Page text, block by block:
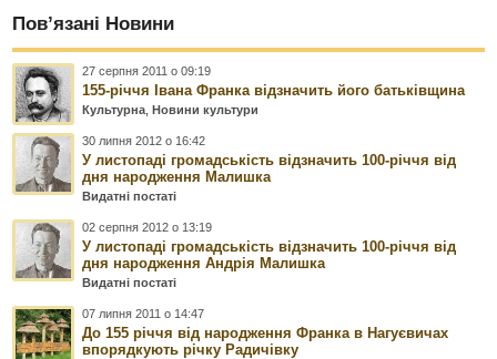
Пов’язані Новини
27 серпня 2011 о 09:19
155-річчя Івана Франка відзначить його батьківщина
Культурна ,Новини культури
30 липня 2012 о 16:42
У листопаді громадськість відзначить 100-річчя від
дня народження Малишка
Видатні постаті
02 серпня 2012 о 13:19
У листопаді громадськість відзначить 100-річчя від
дня народження Андрія Малишка
Видатні постаті
07 липня 2011 о 14:47
До 155 річчя від народження Франка в Нагуєвичах
впорядкують річку Радичівку